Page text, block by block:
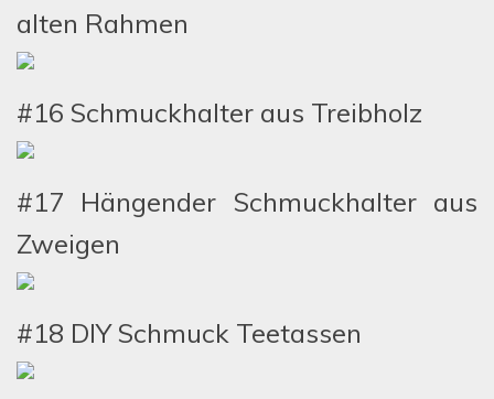
alten Rahmen
#16 Schmuckhalter aus Treibholz
#17 Hängender Schmuckhalter aus
Zweigen
#18 DIY Schmuck Teetassen